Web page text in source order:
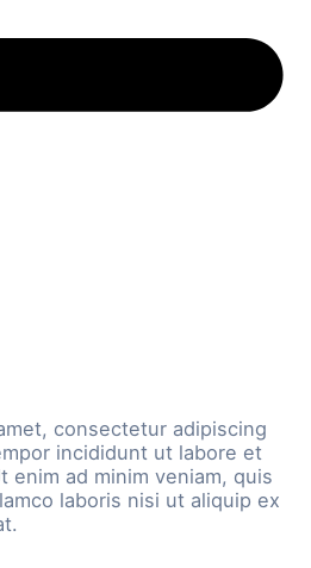
consectetur adipiscing
incididunt ut labore et
enim ad minim veniam, quis
laboris nisi ut aliquip ex